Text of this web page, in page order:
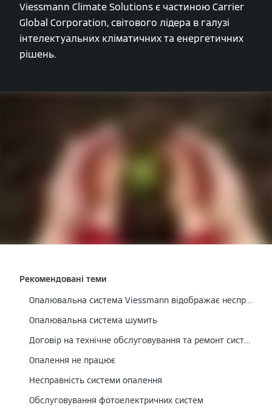
Viessmann Climate Solutions є частиною Carrier
Global Corporation, світового лідера в галузі
інтелектуальних кліматичних та енергетичних
рішень.
Рекомендовані теми
Опалювальна система Viessmann відображає несправність
Опалювальна система шумить
Договір на технічне обслуговування та ремонт системи опалення
Опалення не працює
Несправність системи опалення
Обслуговування фотоелектричних систем